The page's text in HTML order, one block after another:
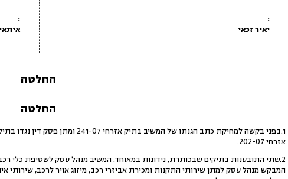
:
יאיר זכאי
:
החלטה
החלטה
1.בפני בקשה למחיקת כתב הגנתו של
אזרחי 202-07.
2.שתי התובענות בתיקים שבכותרת, נידונות במאוחד. המשיב מנהל עסק לשטיפת כלי
המבקש מנהל עסק למתן שירותי התקנות ומכירת אביזרי רכב, מיזוג אויר לרכב, שירותי